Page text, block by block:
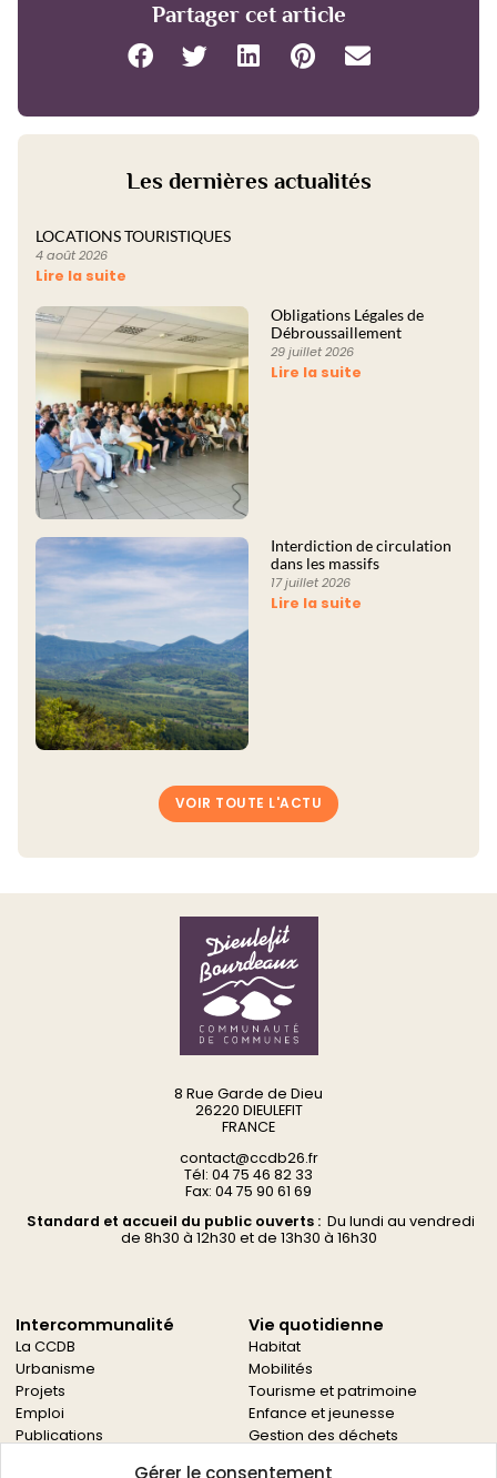
Gérer le consentement
Partager cet article
Les dernières actualités
LOCATIONS TOURISTIQUES
4 août 2026
Lire la suite
Obligations Légales de
Débroussaillement
29 juillet 2026
Lire la suite
Interdiction de circulation
dans les massifs
17 juillet 2026
Lire la suite
VOIR TOUTE L'ACTU
8 Rue Garde de Dieu
26220 DIEULEFIT
FRANCE
contact@ccdb26.fr
Tél: 04 75 46 82 33
Fax: 04 75 90 61 69
Standard et accueil du public ouverts :Du lundi au vendredi
de 8h30 à 12h30 et de 13h30 à 16h30
Intercommunalité
La CCDB
Urbanisme
Projets
Emploi
Publications
Vie quotidienne
Habitat
Mobilités
Tourisme et patrimoine
Enfance et jeunesse
Gestion des déchets